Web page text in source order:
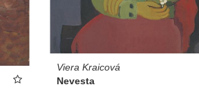
Viera Kraicová
Nevesta